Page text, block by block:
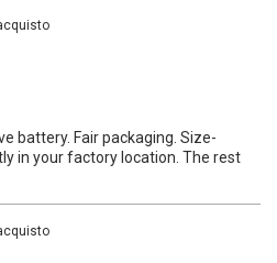
battery. Fair packaging. Size-
in your factory location. The rest